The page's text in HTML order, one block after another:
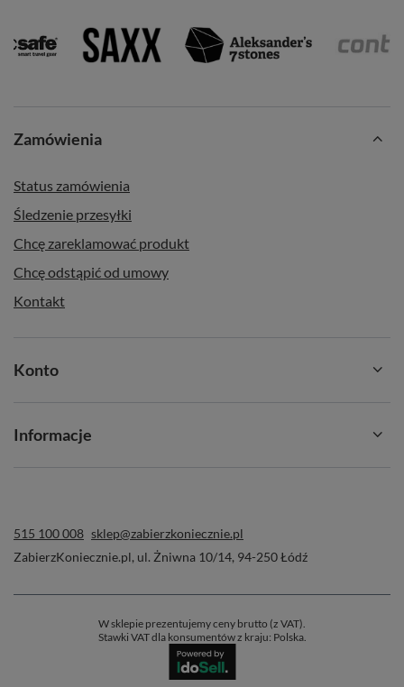
Zamówienia
Status zamówienia
Śledzenie przesyłki
Chcę zareklamować produkt
Chcę odstąpić od umowy
Kontakt
Konto
Informacje
515 100 008 sklep@zabierzkoniecznie.pl
ZabierzKoniecznie.pl, ul. Żniwna 10/14, 94-250Łódź
W sklepie prezentujemy ceny brutto (z VAT).
Stawki VAT dla konsumentów z kraju: Polska.